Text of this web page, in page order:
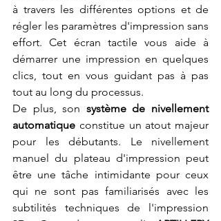
à travers les différentes options et de
régler les paramètres d'impression sans
effort. Cet écran tactile vous aide à
démarrer une impression en quelques
clics, tout en vous guidant pas à pas
tout au long du processus.
De plus, son système de nivellement
automatique constitue un atout majeur
pour les débutants. Le nivellement
manuel du plateau d'impression peut
être une tâche intimidante pour ceux
qui ne sont pas familiarisés avec les
subtilités techniques de l'impression